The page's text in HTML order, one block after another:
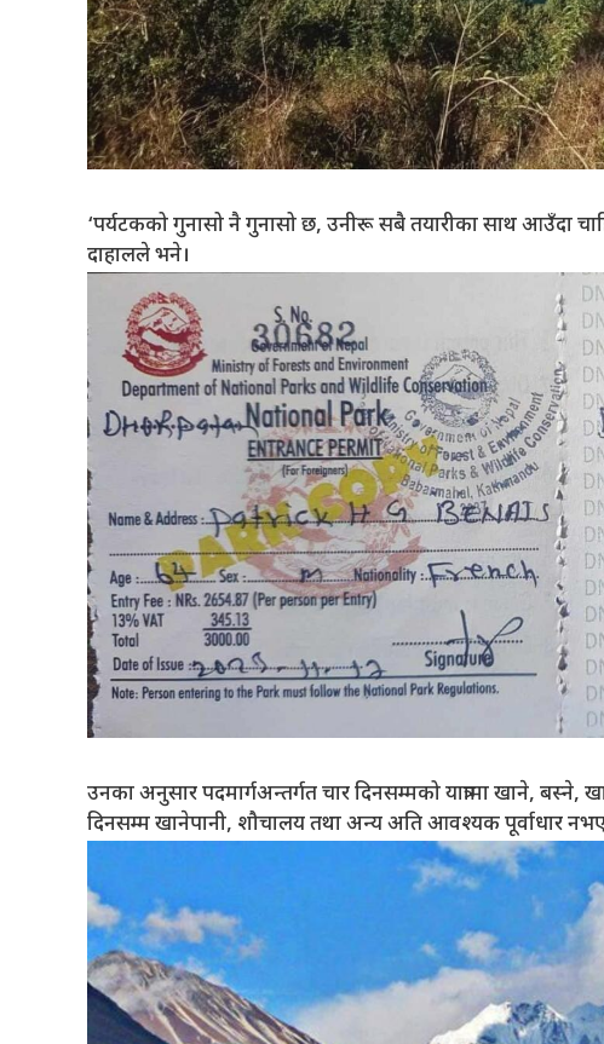
‘पर्यटकको गुनासो नै गुनासो छ, उनीरू सबै तयारीका साथ आउँदा
दाहालले भने।
उनका अनुसार पदमार्गअन्तर्गत चार दिनसम्मको यात्रामा खाने,
दिनसम्म खानेपानी, शौचालय तथा अन्य अति आवश्यक पूर्वाधार